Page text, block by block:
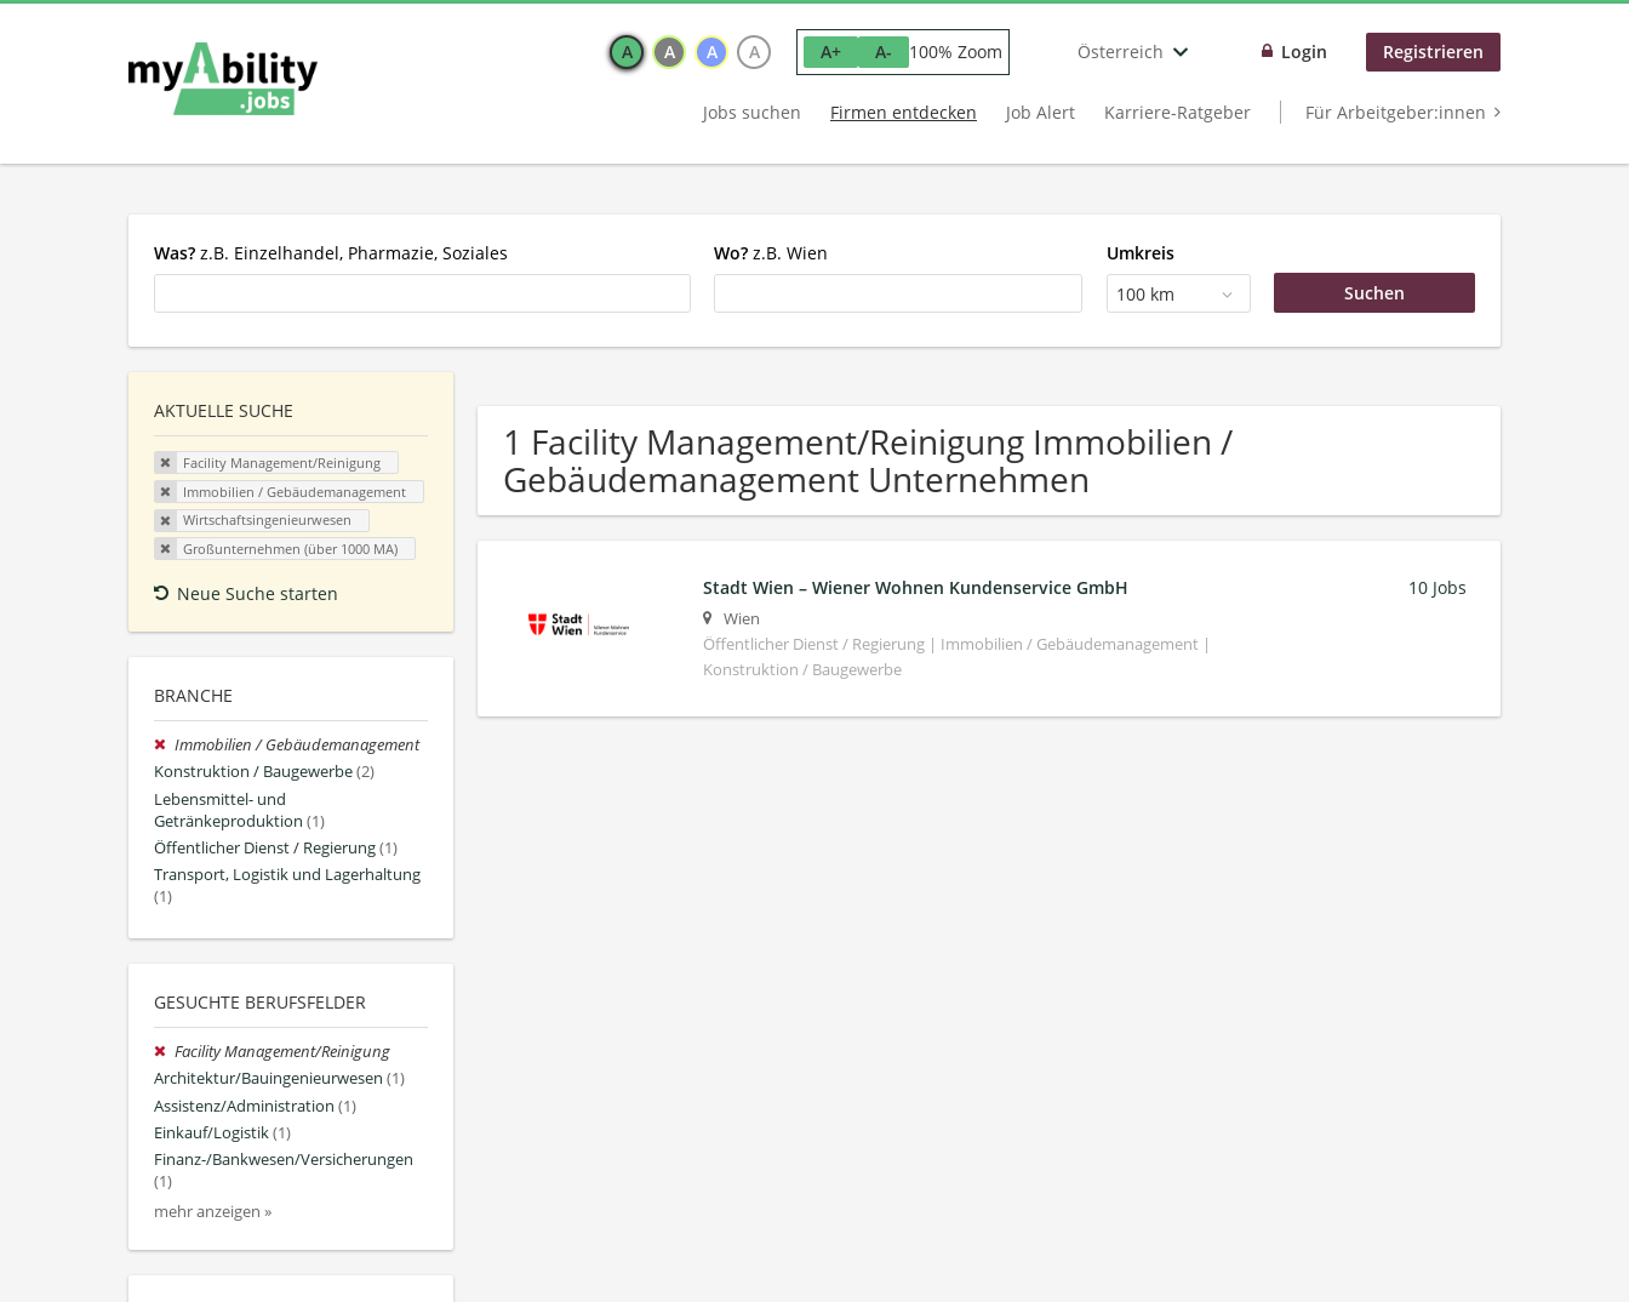
A A A A A+ A- 100% Zoom Österreich Login Registrieren
Jobs suchen Firmen entdecken Job Alert Karriere-Ratgeber Für Arbeitgeber:innen
Was? z.B. Einzelhandel, Pharmazie, Soziales Wo? z.B. Wien
Umkreis
100 km
AKTUELLE SUCHE
Facility Management/Reinigung
Immobilien / Gebäudemanagement
Wirtschaftsingenieurwesen
Großunternehmen (über 1000 MA)
Neue Suche starten
BRANCHE
Immobilien / Gebäudemanagement
Konstruktion / Baugewerbe(2)
Lebensmittel- und
Getränkeproduktion (1)
Öffentlicher Dienst / Regierung(1)
Transport, Logistik und Lagerhaltung
(1)
GESUCHTE BERUFSFELDER
Facility Management/Reinigung
Architektur/Bauingenieurwesen (1)
Assistenz/Administration (1)
Einkauf/Logistik(1)
Finanz-/Bankwesen/Versicherungen
(1)
mehr anzeigen »
1 Facility Management/Reinigung Immobilien /
Gebäudemanagement Unternehmen
Stadt Wien – Wiener Wohnen Kundenservice GmbH
Wien
Öffentlicher Dienst / Regierung | Immobilien / Gebäudemanagement |
Konstruktion / Baugewerbe
10 Jobs